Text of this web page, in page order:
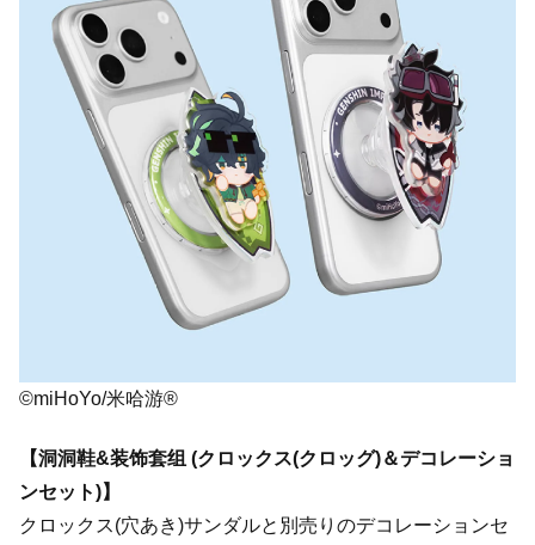
©miHoYo/米哈游®
【洞洞鞋&装饰套组 (クロックス(クロッグ)＆デコレーショ
ンセット)】
クロックス(穴あき)サンダルと別売りのデコレーションセ